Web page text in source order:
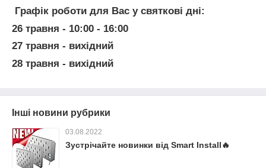
Графік роботи для Вас у святкові дні:
26 травня - 10:00 - 16:00
27 травня - вихідний
28 травня - вихідний
Інші новини рубрики
03.08.2022
Зустрічайте новинки від Smart Install🔥